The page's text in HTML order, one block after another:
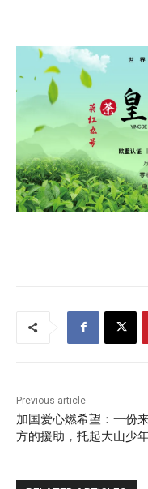
Previous article
加国爱心燃希望：一份
方的援助，托起大山少